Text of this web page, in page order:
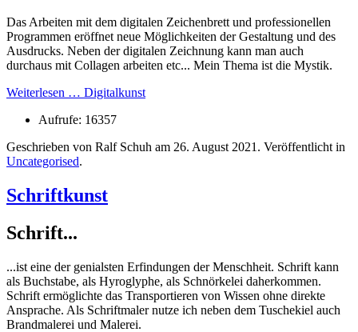
Das Arbeiten mit dem digitalen Zeichenbrett und professionellen
Programmen eröffnet neue Möglichkeiten der Gestaltung und des
Ausdrucks. Neben der digitalen Zeichnung kann man auch
durchaus mit Collagen arbeiten etc... Mein Thema ist die Mystik.
Weiterlesen … Digitalkunst
Aufrufe: 16357
Geschrieben von Ralf Schuh am 26. August 2021 . Veröffentlicht in
Uncategorised.
Schriftkunst
Schrift...
...ist eine der genialsten Erfindungen der Menschheit. Schrift kann
als Buchstabe, als Hyroglyphe, als Schnörkelei daherkommen.
Schrift ermöglichte das Transportieren von Wissen ohne direkte
Ansprache. Als Schriftmaler nutze ich neben dem Tuschekiel auch
Brandmalerei und Malerei.